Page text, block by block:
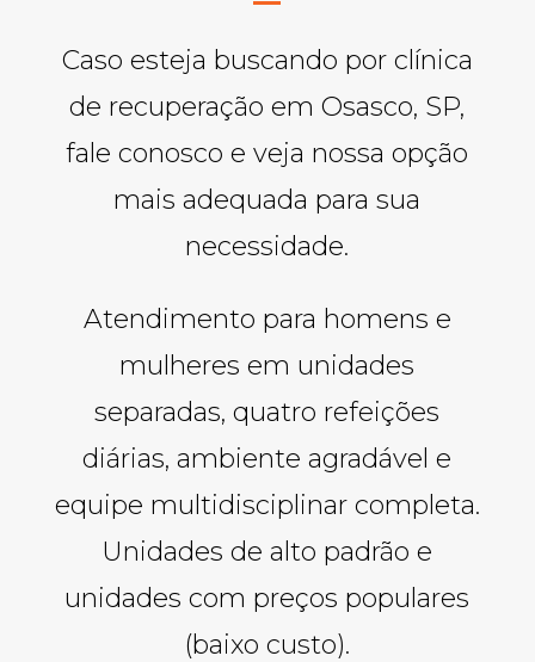
Caso esteja buscando por clínica
de recuperação em Osasco, SP,
fale conosco e veja nossa opção
mais adequada para sua
necessidade.
Atendimento para homens e
mulheres em unidades
separadas, quatro refeições
diárias, ambiente agradável e
equipe multidisciplinar completa.
Unidades de alto padrão e
unidades com preços populares
(baixo custo).